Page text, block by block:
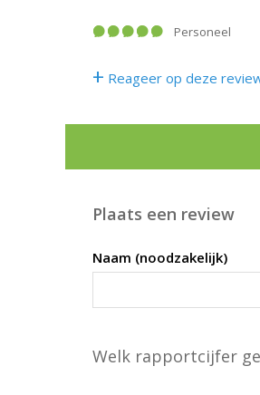
Personeel
+ Reageer op deze
Plaats een review
Naam (noodzakelijk)
Welk rapportcijfer